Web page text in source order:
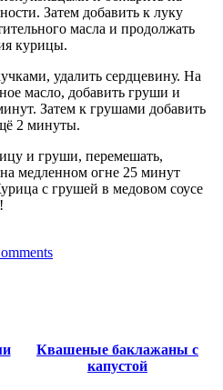
Затем добавить к луку
масла и продолжать
курицы.
удалить сердцевину. На
масло, добавить груши и
Затем к грушами добавить
2 минуты.
и груши, перемешать,
медленном огне 25 минут
с грушей в медовом соусе
Квашеные баклажаны с
капустой